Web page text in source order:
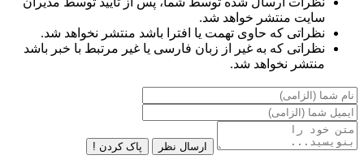
سایت منتشر خواهد شد.
نظراتی که حاوی تهمت یا افترا باشد منتشر نخواهد شد.
نظراتی که به غیر از زبان فارسی یا غیر مرتبط با خبر باشد
منتشر نخواهد شد.
ارسال نظر پاک کردن !